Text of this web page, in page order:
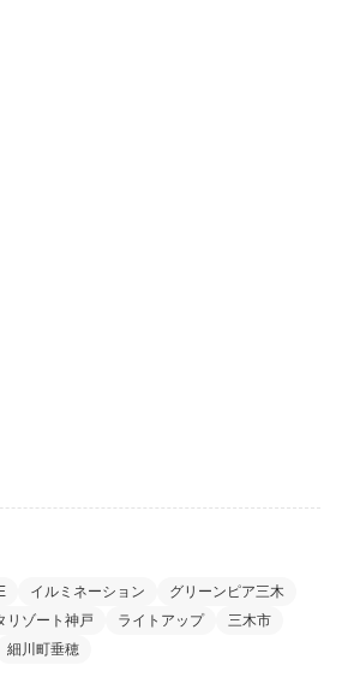
イルミネーション
グリーンピア三木
リゾート神戸 ライトアップ
三木市
細川町垂穂